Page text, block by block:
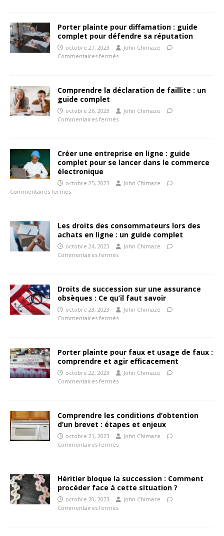
Porter plainte pour diffamation : guide
complet pour défendre sa réputation
octobre 27, 2023
John Chimaze
Commentaires fermés
Comprendre la déclaration de faillite : un
guide complet
octobre 26, 2023
John Chimaze
Commentaires fermés
Créer une entreprise en ligne : guide
complet pour se lancer dans le commerce
électronique
octobre 25, 2023
John Chimaze
Commentaires fermés
Les droits des consommateurs lors des
achats en ligne : un guide complet
octobre 24, 2023
John Chimaze
Commentaires fermés
Droits de succession sur une assurance
obsèques : Ce qu’il faut savoir
octobre 23, 2023
John Chimaze
Commentaires fermés
Porter plainte pour faux et usage de faux :
comprendre et agir efficacement
octobre 22, 2023
John Chimaze
Commentaires fermés
Comprendre les conditions d’obtention
d’un brevet : étapes et enjeux
octobre 21, 2023
John Chimaze
Commentaires fermés
Héritier bloque la succession : Comment
procéder face à cette situation ?
octobre 20, 2023
John Chimaze
Commentaires fermés